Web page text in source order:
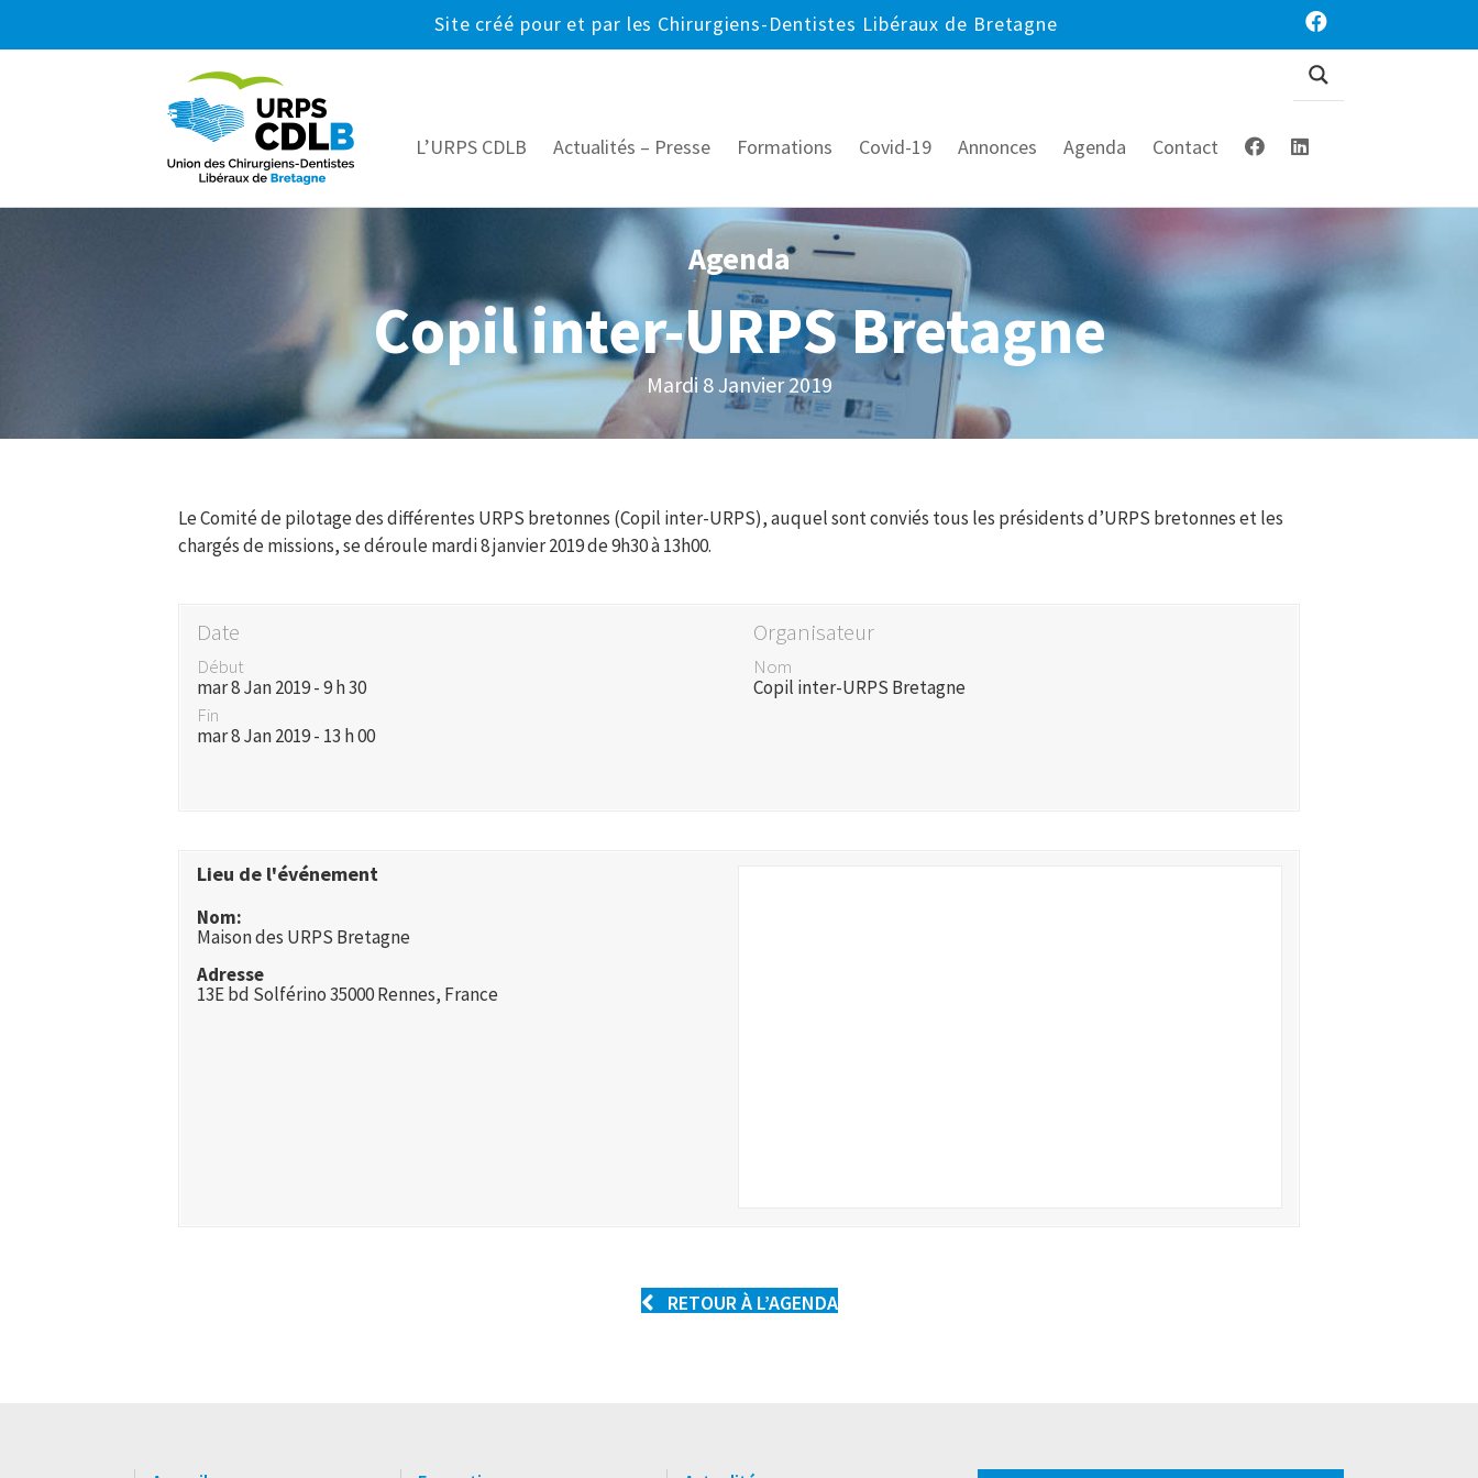
Site créé pour et par les Chirurgiens-Dentistes Libéraux de Bretagne
L’URPS CDLB Actualités – Presse Formations Covid-19 Annonces Agenda Contact
Agenda
Copil inter-URPS Bretagne
Mardi 8 Janvier 2019
Le Comité de pilotage des différentes URPS bretonnes (Copil inter-URPS), auquel sont conviés tous les présidents d’URPS bretonnes et les
chargés de missions, se déroule mardi 8 janvier 2019 de 9h30 à 13h00.
Date
Début
mar 8 Jan 2019 - 9 h 30
Fin
mar 8 Jan 2019 - 13 h 00
Organisateur
Nom
Copil inter-URPS Bretagne
Lieu de l'événement
Nom:
Maison des URPS Bretagne
Adresse
13E bd Solférino 35000 Rennes, France
RETOUR À L’AGENDA